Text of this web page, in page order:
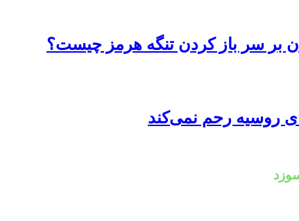
بر سر باز کردن تنگه هرمز چیست؟
روسیه رحم نمی‌کند